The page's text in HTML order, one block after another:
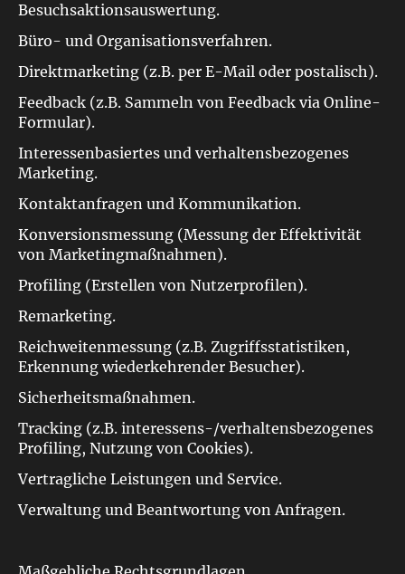
Besuchsaktionsauswertung.
Büro- und Organisationsverfahren.
Direktmarketing (z.B. per E-Mail oder postalisch).
Feedback (z.B. Sammeln von Feedback via Online-
Formular).
Interessenbasiertes und verhaltensbezogenes
Marketing.
Kontaktanfragen und Kommunikation.
Konversionsmessung (Messung der Effektivität
von Marketingmaßnahmen).
Profiling (Erstellen von Nutzerprofilen).
Remarketing.
Reichweitenmessung (z.B. Zugriffsstatistiken,
Erkennung wiederkehrender Besucher).
Sicherheitsmaßnahmen.
Tracking (z.B. interessens-/verhaltensbezogenes
Profiling, Nutzung von Cookies).
Vertragliche Leistungen und Service.
Verwaltung und Beantwortung von Anfragen.